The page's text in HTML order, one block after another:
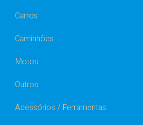
Carros
Caminhões
Motos
Outros
Acessórios / Ferramentas